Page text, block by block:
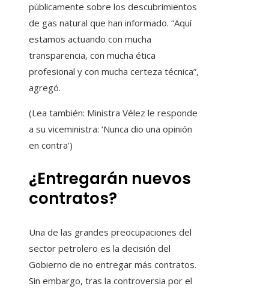
públicamente sobre los descubrimientos
de gas natural que han informado. “Aquí
estamos actuando con mucha
transparencia, con mucha ética
profesional y con mucha certeza técnica”,
agregó.
(Lea también: Ministra Vélez le responde
a su viceministra: ‘Nunca dio una opinión
en contra’)
¿Entregarán nuevos
contratos?
Una de las grandes preocupaciones del
sector petrolero es la decisión del
Gobierno de no entregar más contratos.
Sin embargo, tras la controversia por el